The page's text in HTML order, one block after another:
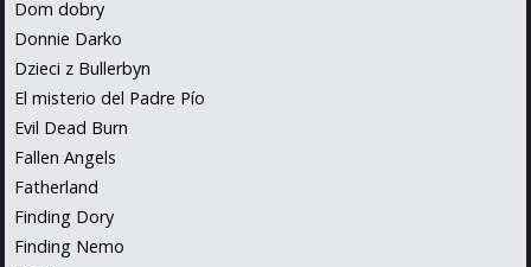
Dom dobry
Donnie Darko
Dzieci z Bullerbyn
El misterio del Padre Pío
Evil Dead Burn
Fallen Angels
Fatherland
Finding Dory
Finding Nemo